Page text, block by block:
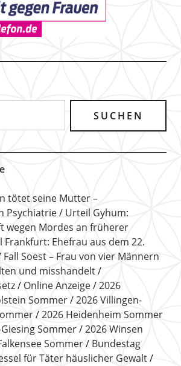
tötet seine Mutter –
Psychiatrie
Urteil Gyhum:
wegen Mordes an früherer
Frankfurt: Ehefrau aus dem 22.
Fall Soest – Frau von vier Männern
und misshandelt
Online Anzeige
2026
Sommer
2026 Villingen-
2026 Heidenheim Sommer
Sommer
2026 Winsen
Sommer
Bundestag
für Täter häuslicher Gewalt